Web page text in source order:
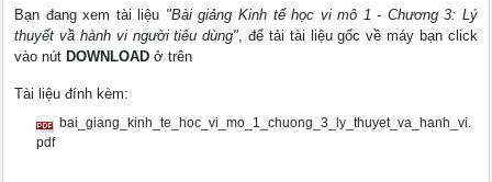
Bạn đang xem tài liệu "Bài giảng Kinh tế học vi mô 1 - Chương 3: Lý
thuyết vầ hành vi người tiêu dùng", để tải tài liệu gốc về máy bạn click
vào nút DOWNLOAD ở trên
Tài liệu đính kèm:
bai_giang_kinh_te_hoc_vi_mo_1_chuong_3_ly_thuyet_va_hanh_vi.
pdf